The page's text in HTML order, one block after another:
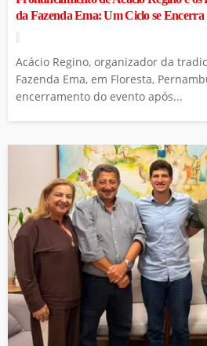
da Fazenda Ema: Um Ciclo se Encerra
Acácio Regino, organizador da
Fazenda Ema, em Floresta,
encerramento do evento após...